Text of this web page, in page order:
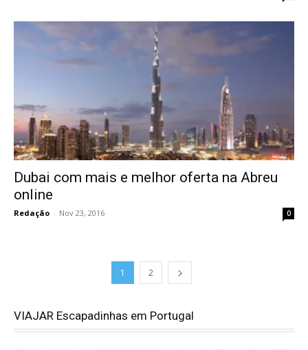
Dubai com mais e melhor oferta na Abreu
online
Redação - Nov 23, 2016 0
1 2
VIAJAR Escapadinhas em Portugal